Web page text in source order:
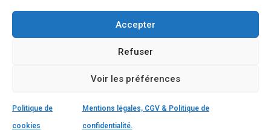
Accepter
Refuser
Voir les préférences
Politique de
cookies
Mentions légales, CGV & Politique de
confidentialité.